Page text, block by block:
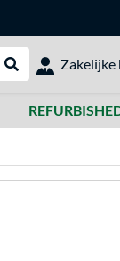
Webshop
Zakelijke